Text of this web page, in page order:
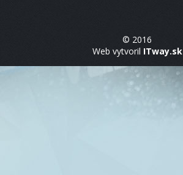
© 2016
Web vytvoril ITway.sk